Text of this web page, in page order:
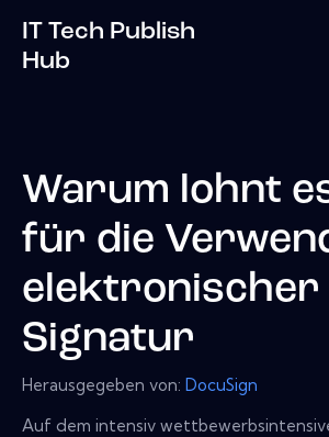
IT Tech Publish
Hub
Warum lohnt
für die
elektronischer
Signatur
Herausgegeben von: DocuSign
Auf dem intensiv